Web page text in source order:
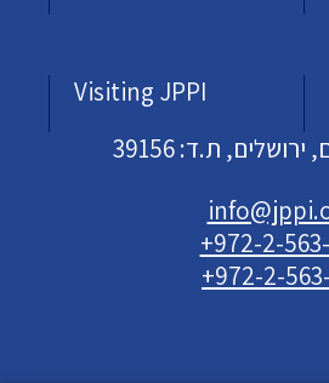
Visiting JPPI
ת.ד: 39156
+972-2-
+972-2-